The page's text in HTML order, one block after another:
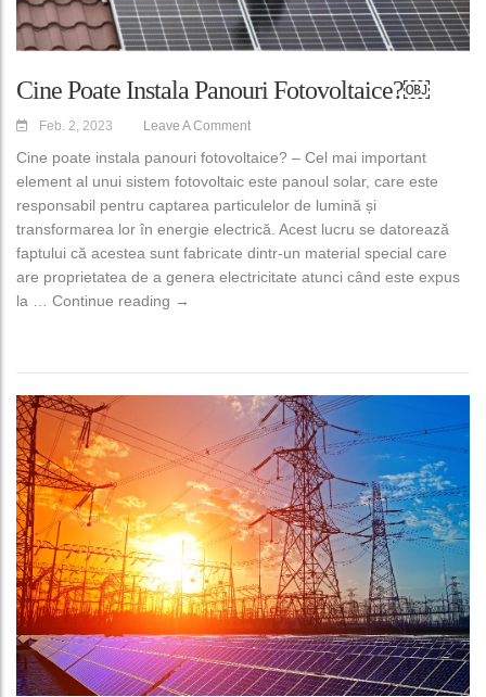
Cine Poate Instala Panouri Fotovoltaice?￼
Feb. 2, 2023 Leave A Comment
Cine poate instala panouri fotovoltaice? – Cel mai important
element al unui sistem fotovoltaic este panoul solar, care este
responsabil pentru captarea particulelor de lumină și
transformarea lor în energie electrică. Acest lucru se datorează
faptului că acestea sunt fabricate dintr-un material special care
are proprietatea de a genera electricitate atunci când este expus
la … Continue reading Cine poate instala panouri fotovoltaice?￼
→